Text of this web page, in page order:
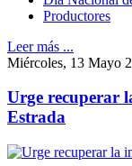
Productores
Leer más ...
Miércoles, 13 Mayo
Urge recuperar
Estrada